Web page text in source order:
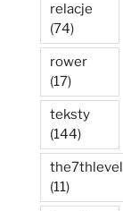
relacje
(74)
rower
(17)
teksty
(144)
the7thlevel
(11)